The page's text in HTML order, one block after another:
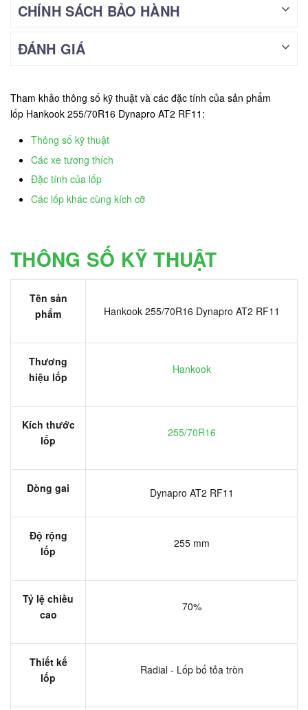
CHÍNH SÁCH BẢO HÀNH
ĐÁNH GIÁ
Tham khảo thông số kỹ thuật và các đặc tính của sản phẩm
lốp Hankook 255/70R16 Dynapro AT2 RF11:
Thông số kỹ thuật
Các xe tương thích
Đặc tính của lốp
Các lốp khác cùng kích cỡ
THÔNG SỐ KỸ THUẬT
Tên sản
phẩm
Hankook 255/70R16 Dynapro AT2 RF11
Thương
hiệu lốp
Hankook
Kích thước
lốp
255/70R16
Dòng gai Dynapro AT2 RF11
Độ rộng
lốp
255 mm
Tỷ lệ chiều
cao
70%
Thiết kế
lốp
Radial - Lốp bố tỏa tròn